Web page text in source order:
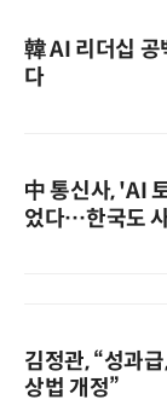
韓 AI 리더십
다
中 통신사, 'AI
었다…한국도
김정관, “성과
상법 개정”